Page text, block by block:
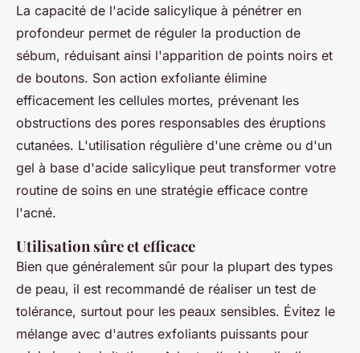
La capacité de l'acide salicylique à pénétrer en
profondeur permet de réguler la production de
sébum, réduisant ainsi l'apparition de points noirs et
de boutons. Son action exfoliante élimine
efficacement les cellules mortes, prévenant les
obstructions des pores responsables des éruptions
cutanées. L'utilisation régulière d'une crème ou d'un
gel à base d'acide salicylique peut transformer votre
routine de soins en une stratégie efficace contre
l'acné.
Utilisation sûre et efficace
Bien que généralement sûr pour la plupart des types
de peau, il est recommandé de réaliser un test de
tolérance, surtout pour les peaux sensibles. Évitez le
mélange avec d'autres exfoliants puissants pour